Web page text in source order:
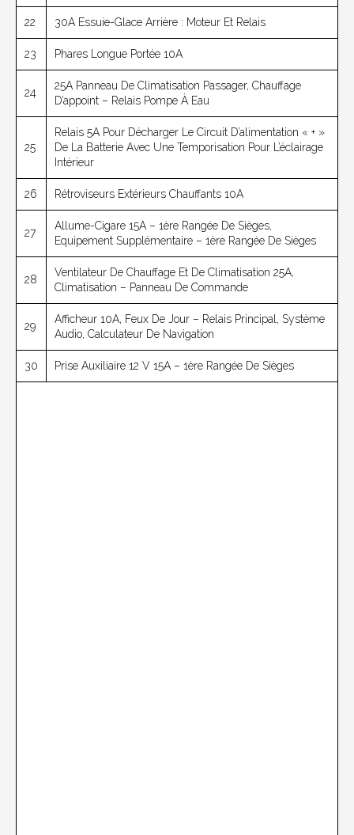
22 30A Essuie-Glace Arrière : Moteur Et Relais
23 Phares Longue Portée 10A
24
25A Panneau De Climatisation Passager, Chauffage
D’appoint – Relais Pompe À Eau
25
Relais 5A Pour Décharger Le Circuit D’alimentation « + »
De La Batterie Avec Une Temporisation Pour L’éclairage
Intérieur
26 Rétroviseurs Extérieurs Chauffants 10A
27
Allume-Cigare 15A – 1ère Rangée De Sièges,
Equipement Supplémentaire – 1ère Rangée De Sièges
28
Ventilateur De Chauffage Et De Climatisation 25A,
Climatisation – Panneau De Commande
29
Afficheur 10A, Feux De Jour – Relais Principal, Système
Audio, Calculateur De Navigation
30 Prise Auxiliaire 12 V 15A – 1ère Rangée De Sièges